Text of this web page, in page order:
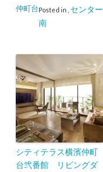
Posted in
仲町台
センター
南
シティテラス横濱仲町
台弐番館 リビングダ